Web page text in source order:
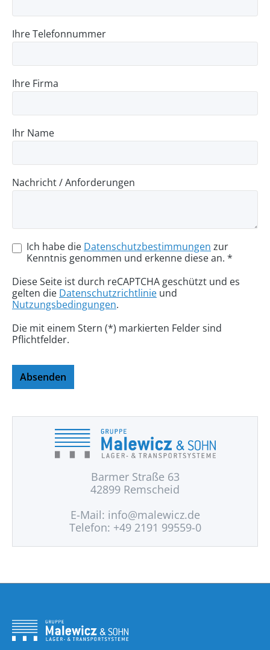
Ihre Telefonnummer
Ihre Firma
Ihr Name
Nachricht / Anforderungen
Ich habe die Datenschutzbestimmungen zur
Kenntnis genommen und erkenne diese an. *
Diese Seite ist durch reCAPTCHA geschützt und es
gelten die Datenschutzrichtlinie und
Nutzungsbedingungen.
Die mit einem Stern (*) markierten Felder sind
Pflichtfelder.
Absenden
Barmer Straße 63
42899 Remscheid
E-Mail: info@malewicz.de
Telefon: +49 2191 99559-0